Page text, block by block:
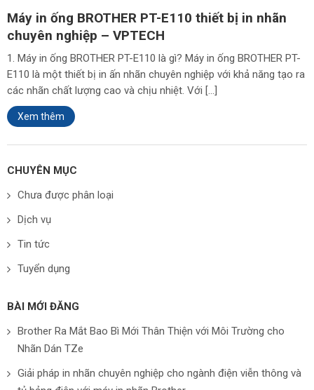
Máy in ống BROTHER PT-E110 thiết bị in nhãn
chuyên nghiệp – VPTECH
1. Máy in ống BROTHER PT-E110 là gì? Máy in ống BROTHER PT-
E110 là một thiết bị in ấn nhãn chuyên nghiệp với khả năng tạo ra
các nhãn chất lượng cao và chịu nhiệt. Với […]
Xem thêm
CHUYÊN MỤC
Chưa được phân loại
Dịch vụ
Tin tức
Tuyển dụng
BÀI MỚI ĐĂNG
Brother Ra Mắt Bao Bì Mới Thân Thiện với Môi Trường cho
Nhãn Dán TZe
Giải pháp in nhãn chuyên nghiệp cho ngành điện viễn thông và